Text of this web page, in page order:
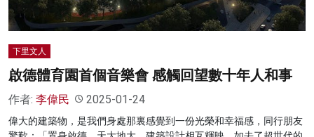
灼見活動
下里文人
啟德體育園首個音樂會 感觸回望數十年人和事
作者: 李偉民 2025-01-24
偉大的建築物，是我們身處那裏感覺到一份光榮和幸福感，同行朋友